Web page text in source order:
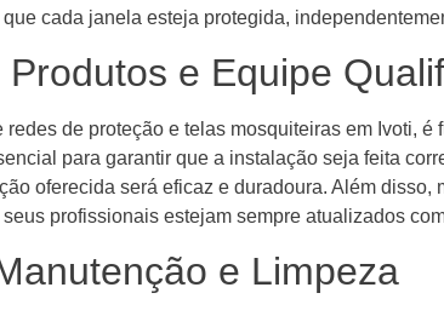
cada janela esteja protegida,
e Equipe
de proteção e telas mosquiteiras em Ivoti,
para garantir que a instalação seja feita
oferecida será eficaz e duradoura. Além
profissionais estejam sempre atualizados
e Limpeza